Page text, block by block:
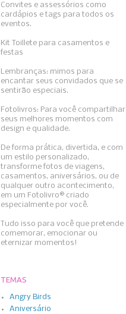
Convites e assessórios como
cardápios e tags para todos os
eventos.
Kit Toillete para casamentos e
festas
Lembranças: mimos para
encantar seus convidados que se
sentirão especiais.
Fotolivros: Para você compartilhar
seus melhores momentos com
design e qualidade.
De forma prática, divertida, e com
um estilo personalizado,
transforme fotos de viagens,
casamentos, aniversários, ou de
qualquer outro acontecimento,
em um Fotolivro® criado
especialmente por você.
Tudo isso para você que pretende
comemorar, emocionar ou
eternizar momentos!
TEMAS
Angry Birds
Aniversário